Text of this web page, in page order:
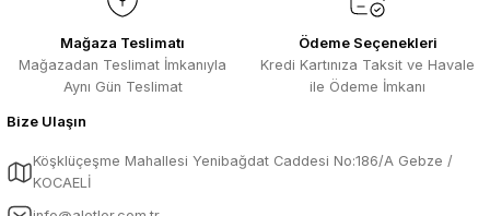
Mağaza Teslimatı
Mağazadan Teslimat İmkanıyla
Aynı Gün Teslimat
Ödeme Seçenekleri
Kredi Kartınıza Taksit ve Havale
ile Ödeme İmkanı
Bize Ulaşın
Köşklüçeşme Mahallesi Yenibağdat Caddesi No:186/A Gebze /
KOCAELİ